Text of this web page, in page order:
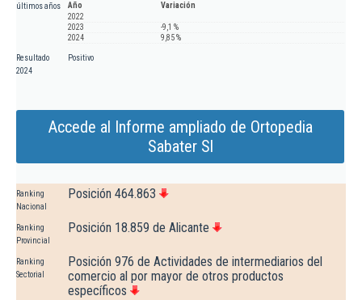
últimos años
Año
Variación
2022
2023
-9,1 %
2024
9,85 %
Resultado
2024
Positivo
Accede al Informe ampliado de Ortopedia
Sabater Sl
Ranking
Nacional
Posición 464.863
Ranking
Provincial
Posición 18.859 de Alicante
Ranking
Sectorial
Posición 976 de Actividades de intermediarios del
comercio al por mayor de otros productos
específicos